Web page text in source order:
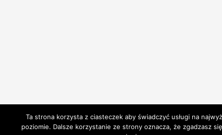
Ta strona korzysta z ciasteczek aby świadczyć usługi na
poziomie. Dalsze korzystanie ze strony oznacza, że zgadzasz